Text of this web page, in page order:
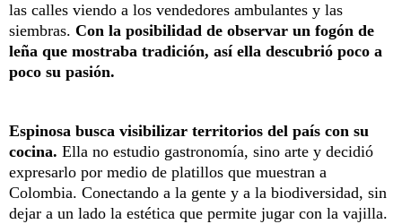
las calles viendo a los vendedores ambulantes y las
siembras. Con la posibilidad de observar un fogón de
leña que mostraba tradición, así ella descubrió poco a
poco su pasión.
Espinosa busca visibilizar territorios del país con su
cocina. Ella no estudio gastronomía, sino arte y decidió
expresarlo por medio de platillos que muestran a
Colombia. Conectando a la gente y a la biodiversidad, sin
dejar a un lado la estética que permite jugar con la vajilla.